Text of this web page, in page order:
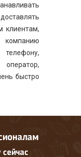
клиентам,
быстро
сейчас